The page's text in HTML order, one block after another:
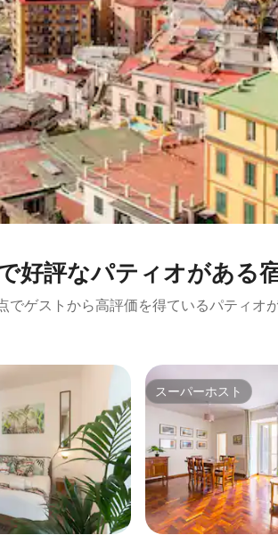
好評なパティオがある
でゲストから高評価を得ているパティオ
スーパーホスト
スーパーホスト